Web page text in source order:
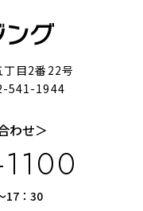
目2番22号
541-1944
わせ＞
17：30